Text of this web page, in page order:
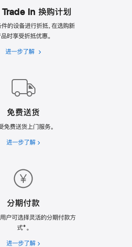
In 换购计划
的设备进行折抵，在选购新
品时享受折抵优惠。
进一步了解
Apple
划
免费送货
免费送货上门服务。
进一步了解 免
分期付款
户可选择灵活的分期付款方
式*。
进一步了解 分